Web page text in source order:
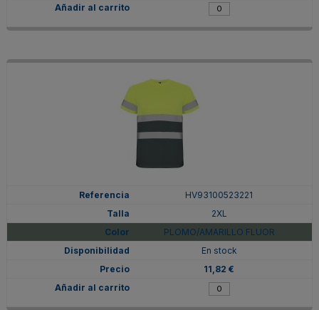
HV93100523221
2XL
PLOMO/AMARILLO FLUOR
En stock
11,82 €